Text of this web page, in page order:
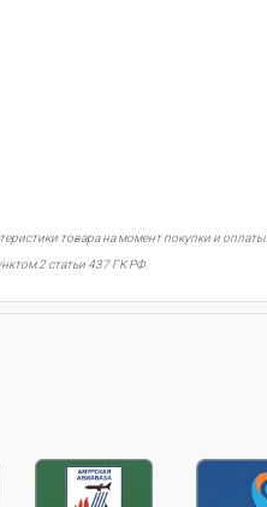
товара на момент покупки и оплаты.
2 статьи 437 ГК РФ.